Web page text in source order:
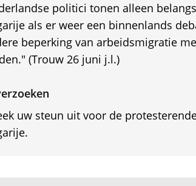
politici tonen alleen
als er weer een binnenlands
beperking van arbeidsmigratie
(Trouw 26 juni j.l.)
uw steun uit voor de